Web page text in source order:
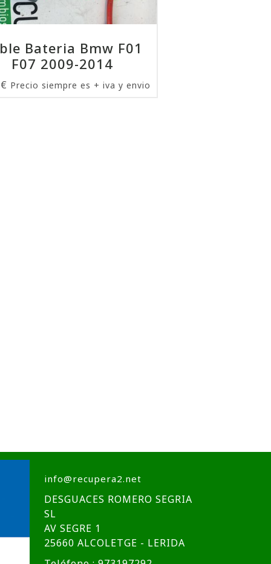
Bateria Bmw F01
F07 2009-2014
€ Precio siempre es + iva y envio
info@recupera2.net
DESGUACES ROMERO SEGRIA
SL
AV SEGRE 1
25660 ALCOLETGE - LERIDA